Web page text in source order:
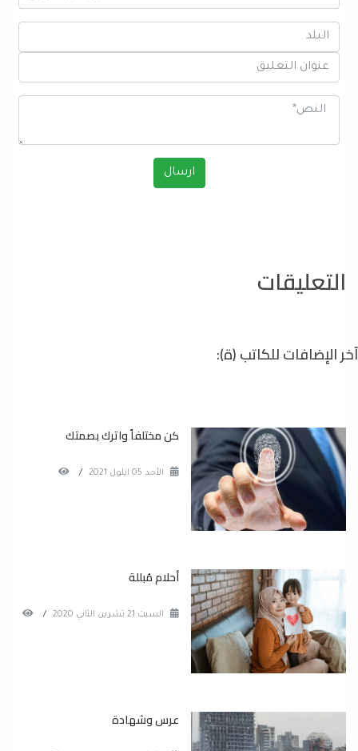
التعليقات
آخر الإضافات للكاتب (ة):
كن مختلفاً واترك بصمتك
الأحد 05 ايلول 2021 /
أحلام مُبللة
السبت 21 تشرين الثاني 2020 /
عرس وشهادة